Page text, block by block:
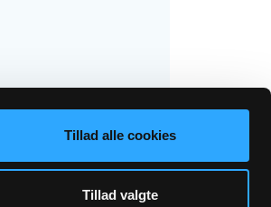
Tillad alle cookies
Tillad valgte